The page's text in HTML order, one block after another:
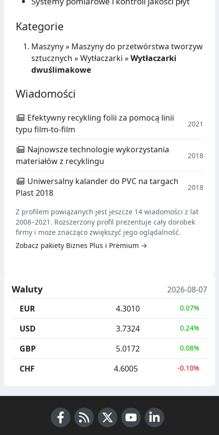
Kategorie
Maszyny» Maszyny do przetwórstwa tworzyw
sztucznych »Wytłaczarki »Wytłaczarki
dwuślimakowe
Wiadomości
Efektywny recykling folii za pomocą linii
typu film-to-film
2021
Najnowsze technologie wykorzystania
materiałów z recyklingu
2018
Uniwersalny kalander do PVC na targach
Plast 2018
2018
Z profilem powiązanych jest jeszcze 14 wiadomości z lat
2008–2021. Rozszerzony profil prezentuje cały dorobek
firmy i może znacząco zwiększyć jego oglądalność.
Zobacz pakiety Biznes Plus i Premium →
Waluty
2026-08-07
EUR
4.3010 0.07%
USD 3.7324 0.24%
GBP 5.0172 0.08%
CHF 4.6005 -0.10%